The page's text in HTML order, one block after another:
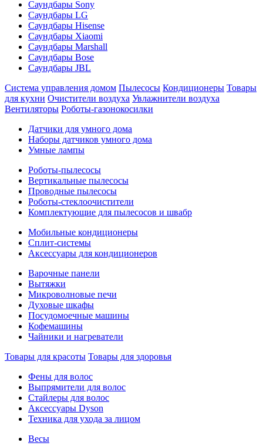
Саундбары Sony
Саундбары LG
Саундбары Hisense
Саундбары Xiaomi
Саундбары Marshall
Саундбары Bose
Саундбары JBL
Система управления домом Пылесосы Кондиционеры Товары
для кухни Очистители воздуха Увлажнители воздуха
Вентиляторы Роботы-газонокосилки
Датчики для умного дома
Наборы датчиков умного дома
Умные лампы
Роботы-пылесосы
Вертикальные пылесосы
Проводные пылесосы
Роботы-стеклоочистители
Комплектующие для пылесосов и швабр
Мобильные кондиционеры
Сплит-системы
Аксессуары для кондиционеров
Варочные панели
Вытяжки
Микроволновые печи
Духовые шкафы
Посудомоечные машины
Кофемашины
Чайники и нагреватели
Товары для красоты Товары для здоровья
Фены для волос
Выпрямители для волос
Стайлеры для волос
Аксессуары Dyson
Техника для ухода за лицом
Весы